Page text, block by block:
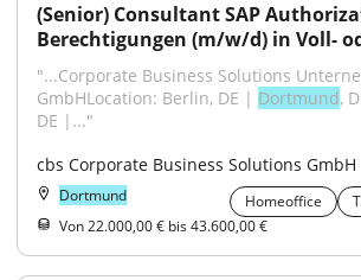
(Senior) Consultant SAP
Berechtigungen (m/w/d) in Voll-
"...Corporate Business Solutions
GmbHLocation: Berlin, DE | Dortmund,
DE |..."
cbs Corporate Business Solutions GmbH
Dortmund Homeoffice
Von 22.000,00 € bis 43.600,00 €